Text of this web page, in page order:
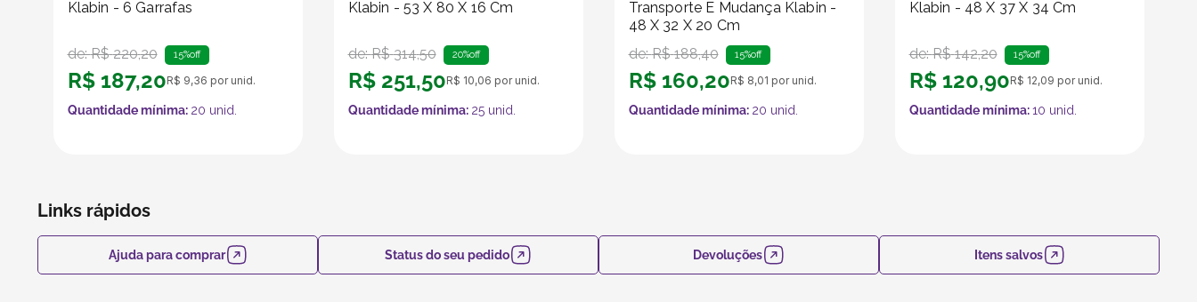
Klabin - 6 Garrafas
de:R$ 220,20 15%off
R$ 187,20R$ 9,36 por unid.
Quantidade mínima: 20 unid.
Klabin - 53 X 80 X 16 Cm
de:R$ 314,50 20%off
R$ 251,50R$ 10,06 por unid.
Quantidade mínima: 25unid.
Transporte E Mudança Klabin -
48 X 32 X 20 Cm
de:R$ 188,40 15%off
R$ 160,20R$ 8,01 por unid.
Quantidade mínima: 20 unid.
Klabin - 48 X 37 X 34 Cm
de:R$ 142,20 15%off
R$ 120,90R$ 12,09 por unid.
Quantidade mínima:10 unid.
Links rápidos
Ajuda para comprar Status do seu pedido Devoluções Itens salvos